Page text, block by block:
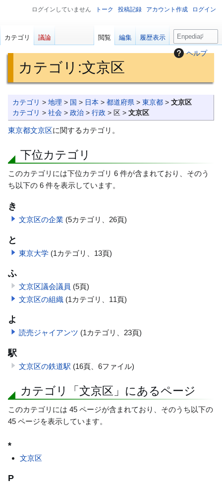
ヘルプ
カテゴリ :文京区
ナ
ビ
ー
ョ
ン
に
動
検
索
移
カテゴリ >地理 > 国 > 日本 >都道府県 >東京都 >文京区
カテゴリ >社会 >政治 >行政 > 区 >文京区
東京都文京区に関するカテゴリ。
下位カテゴリ
このカテゴリには下位カテゴリ 6 件が含まれており、そのう
ち以下の 6 件を表示しています。
き
文京区の企業 (5カテゴリ、26頁)
と
東京大学 (1カテゴリ、13頁)
ふ
文京区議会議員 (5頁)
文京区の組織 (1カテゴリ、11頁)
よ
読売ジャイアンツ (1カテゴリ、23頁)
駅
文京区の鉄道駅 (16頁、6ファイル)
カテゴリ「文京区」にあるページ
このカテゴリには 45 ページが含まれており、そのうち以下の
45 ページを表示しています。
*
文京区
P
ログインしていません トーク 投稿記録 アカウント作成 ログイン
カテゴリ 議論 閲覧 編集 履歴表示
検
索